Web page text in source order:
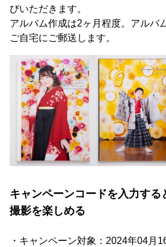
びいただきます。
アルバム作成は2ヶ月程度。アルバ
ご自宅にご郵送します。
キャンペーンコードを入力する
撮影を楽しめる
・キャンペーン対象：2024年04月